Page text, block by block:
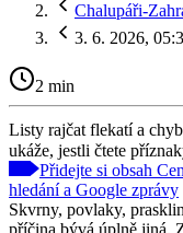
Chalupáři-
3. 6. 2026,
2 min
Listy rajčat flekatí a
ukáže, jestli čtete
Přidejte si obsah
hledání a Google zprávy
Skvrny, povlaky,
příčina bývá úplně jiná.